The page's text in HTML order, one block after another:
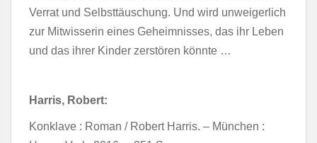
Verrat und Selbsttäuschung. Und wird unweigerlich
zur Mitwisserin eines Geheimnisses, das ihr Leben
und das ihrer Kinder zerstören könnte …
Harris, Robert:
Konklave : Roman / Robert Harris. – München :